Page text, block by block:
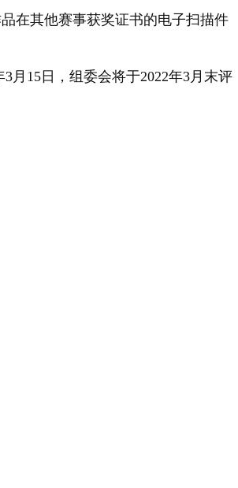
在其他赛事获奖证书的电子扫描件
月15日，组委会将于2022年3月末评